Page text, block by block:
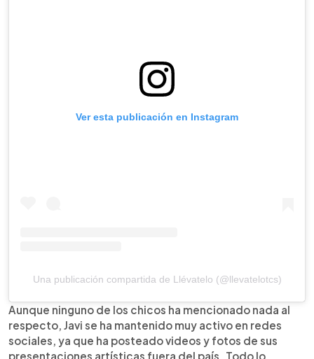
Ver esta publicación en Instagram
Una publicación compartida de Llévatelo (@llevatelotcs)
Aunque ninguno de los chicos ha mencionado nada al
respecto, Javi se ha mantenido muy activo en redes
sociales, ya que ha posteado videos y fotos de sus
presentaciones artísticas fuera del país. Todo lo